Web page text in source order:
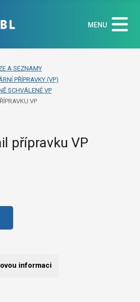
MENU
A SEZNAMY
PŘÍPRAVKY (VP)
SCHVÁLENÉ VP
VP
přípravku VP
informaci